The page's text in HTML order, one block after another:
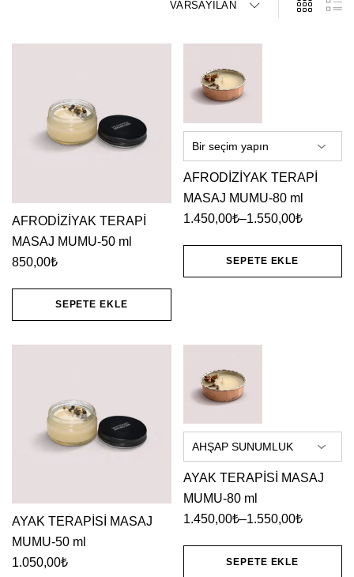
VARSAYILAN
AFRODİZİYAK TERAPİ
MASAJ MUMU-50 ml
850,00₺
SEPETE EKLE
AFRODİZİYAK TERAPİ
MASAJ MUMU-80 ml
1.450,00₺–1.550,00₺
Fiyat
aralığı:
1.450,00₺
SEPETE EKLE
varyasyonu
var.
Seçenekler
ürün
sayfasından
seçilebilir
AYAK TERAPİSİ MASAJ
MUMU-50 ml
1.050,00₺
AYAK TERAPİSİ MASAJ
MUMU-80 ml
1.450,00₺–1.550,00₺
aralığı:
1.450,00₺
SEPETE EKLE